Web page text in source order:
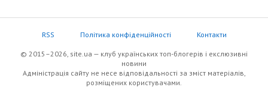
RSS Політика конфіденційності Контакти
© 2015–2026, site.ua — клуб українських топ-блогерів i екслюзивнi
новини
Адміністрація сайту не несе відповідальності за зміст матеріалів,
розміщених користувачами.